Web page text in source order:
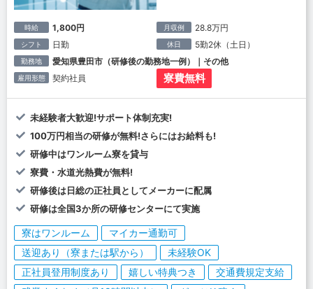
時給 1,800円 月収例 28.8万円
シフト 日勤 休日 5勤2休（土日）
勤務地 愛知県豊田市（研修後の勤務地一例）｜その他
雇用形態 契約社員 寮費無料
未経験者大歓迎!サポート体制充実!
100万円相当の研修が無料!さらにはお給料も!
研修中はワンルーム寮を貸与
寮費・水道光熱費が無料!
研修後は日総の正社員としてメーカーに配属
研修は全国3か所の研修センターにて実施
寮はワンルーム
マイカー通勤可
送迎あり（寮または駅から）
未経験OK
正社員登用制度あり
嬉しい特典つき
交通費規定支給